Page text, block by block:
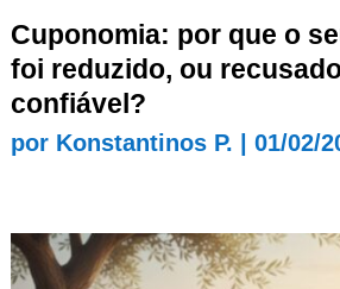
Cuponomia: por que o
foi reduzido, ou
confiável?
por Konstantinos P. 01/02/